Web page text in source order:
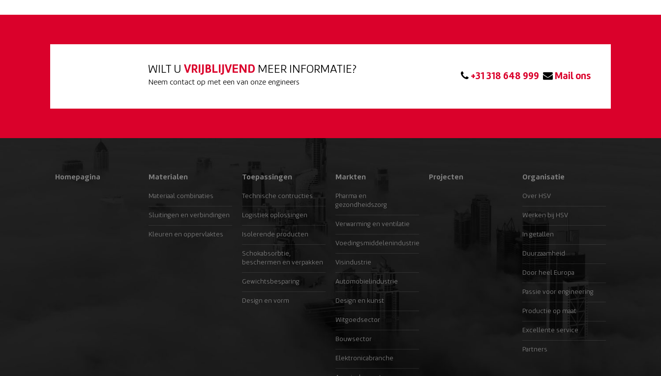
WILT U VRIJBLIJVEND MEER INFORMATIE?
Neem contact op met een van onze engineers
+31 318 648 999 Mail ons
Homepagina Materialen
Materiaal combinaties
Sluitingen en verbindingen
Kleuren en oppervlaktes
Toepassingen
Technische contructies
Logistiek oplossingen
Isolerende producten
Schokabsorbtie,
beschermen en verpakken
Gewichtsbesparing
Design en vorm
Markten
Pharma en
gezondheidszorg
Verwarming en ventilatie
Voedingsmiddelenindustrie
Visindustrie
Automobielindustrie
Design en kunst
Witgoedsector
Bouwsector
Elektronicabranche
Projecten Organisatie
Over HSV
Werken bij HSV
In getallen
Duurzaamheid
Door heel Europa
Passie voor engineering
Productie op maat
Excellente service
Partners